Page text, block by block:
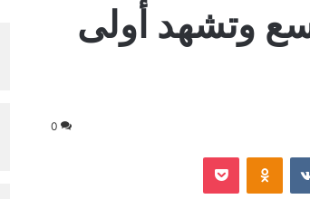
وتشهد أولى
0
‏VKontakte
Odnoklassniki
‫Pocket